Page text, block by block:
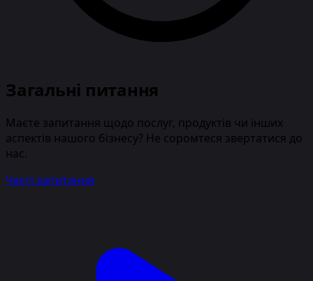
Загальні питання
Маєте запитання щодо послуг, продуктів чи інших
аспектів нашого бізнесу? Не соромтеся звертатися до
нас.
Часті запитання